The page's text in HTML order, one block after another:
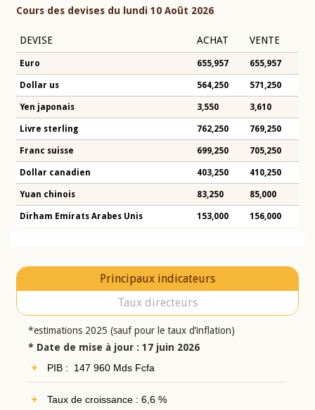
Cours des devises du lundi 10 Août 2026
DEVISE ACHAT VENTE
Euro 655,957 655,957
Dollar us 564,250 571,250
Yen japonais 3,550 3,610
Livre sterling 762,250 769,250
Franc suisse 699,250 705,250
Dollar canadien 403,250 410,250
Yuan chinois 83,250 85,000
Dirham Emirats Arabes Unis 153,000 156,000
Principaux indicateurs
Taux directeurs
*estimations 2025 (sauf pour le taux d’inflation)
* Date de mise à jour : 17 juin 2026
PIB : 147 960 Mds Fcfa
Taux de croissance : 6,6 %